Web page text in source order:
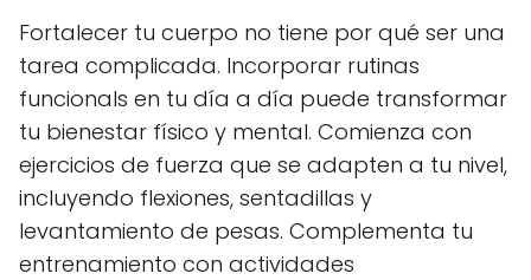
Fortalecer tu cuerpo no tiene por qué ser una
tarea complicada. Incorporar rutinas
funcionals en tu día a día puede transformar
tu bienestar físico y mental. Comienza con
ejercicios de fuerza que se adapten a tu nivel,
incluyendo flexiones, sentadillas y
levantamiento de pesas. Complementa tu
entrenamiento con actividades